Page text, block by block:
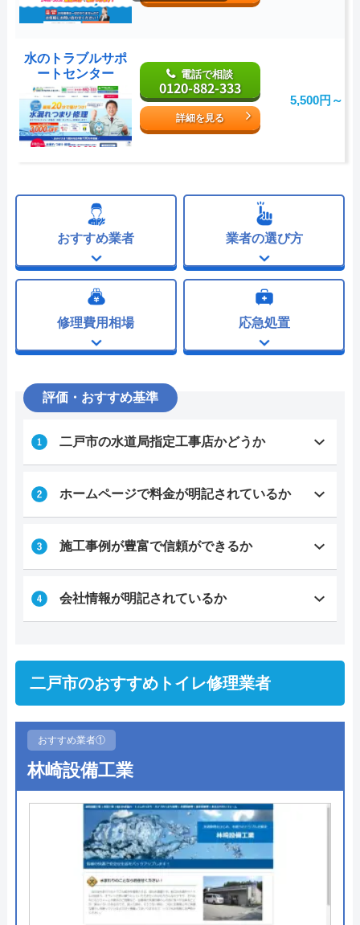
水のトラブルサポ
ートセンター
電話で相談
0120-882-333
詳細を見る
5,500円～
おすすめ業者 業者の選び方
修理費用相場 応急処置
評価・おすすめ基準
二戸市の水道局指定工事店かどうか
ホームページで料金が明記されているか
施工事例が豊富で信頼ができるか
会社情報が明記されているか
二戸市のおすすめトイレ修理業者
おすすめ業者①
林崎設備工業